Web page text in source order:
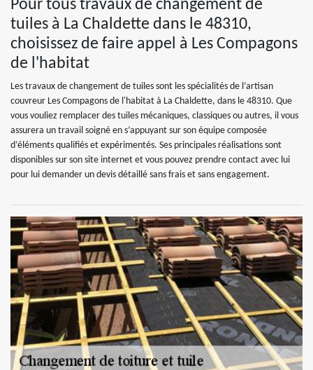
Pour tous travaux de changement de
tuiles à La Chaldette dans le 48310,
choisissez de faire appel à Les Compagons
de l'habitat
Les travaux de changement de tuiles sont les spécialités de l’artisan
couvreur Les Compagons de l'habitat à La Chaldette, dans le 48310. Que
vous vouliez remplacer des tuiles mécaniques, classiques ou autres, il vous
assurera un travail soigné en s’appuyant sur son équipe composée
d’éléments qualifiés et expérimentés. Ses principales réalisations sont
disponibles sur son site internet et vous pouvez prendre contact avec lui
pour lui demander un devis détaillé sans frais et sans engagement.